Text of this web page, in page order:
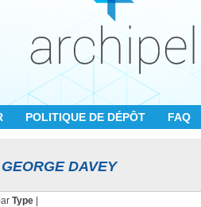
POLITIQUE DE DÉPÔT FAQ
DAVEY
Type|